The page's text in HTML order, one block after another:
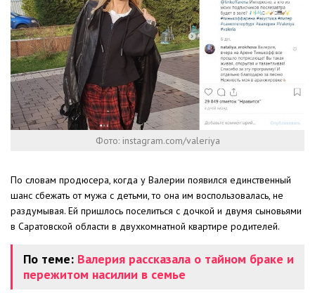
Фото: instagram.com/valeriya
По словам продюсера, когда у Валерии появился единственный
шанс сбежать от мужа с детьми, то она им воспользовалась, не
раздумывая. Ей пришлось поселиться с дочкой и двумя сыновьями
в Саратовской области в двухкомнатной квартире родителей.
По теме: Валерия рассказала о тайном браке и
пережитом насилии в семье